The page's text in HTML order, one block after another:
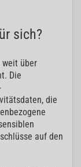
sich?
weit über
Die
die
auf den